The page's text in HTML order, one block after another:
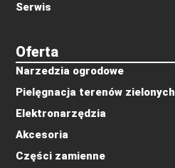
Oferta
Narzedzia ogrodowe
Pielęgnacja terenów zielonych
Elektronarzędzia
Akcesoria
Części zamienne
Serwis